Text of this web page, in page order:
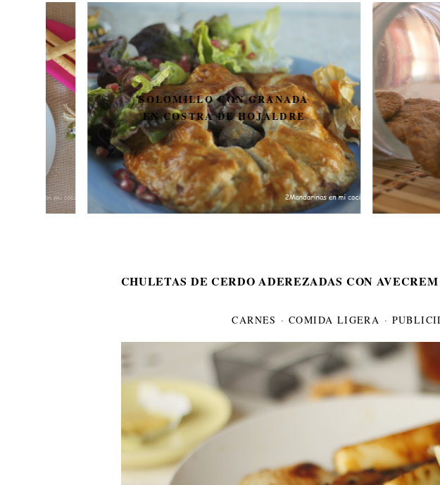
SOLOMILLO CON GRANADA
EN COSTRA DE HOJALDRE
CHULETAS DE CERDO ADEREZADAS CON
CARNES ·COMIDA LIGERA ·